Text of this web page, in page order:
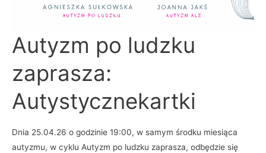
Autyzm po ludzku
zaprasza:
Autystycznekartki
Dnia 25.04.26 o godzinie 19:00, w samym środku miesiąca
autyzmu, w cyklu Autyzm po ludzku zaprasza, odbędzie się
po
ludzku
zaprasza: